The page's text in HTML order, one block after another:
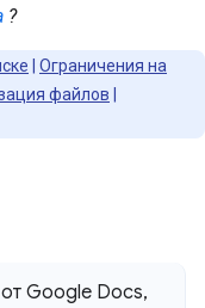
?
Ограничения на
файлов
Google Docs,